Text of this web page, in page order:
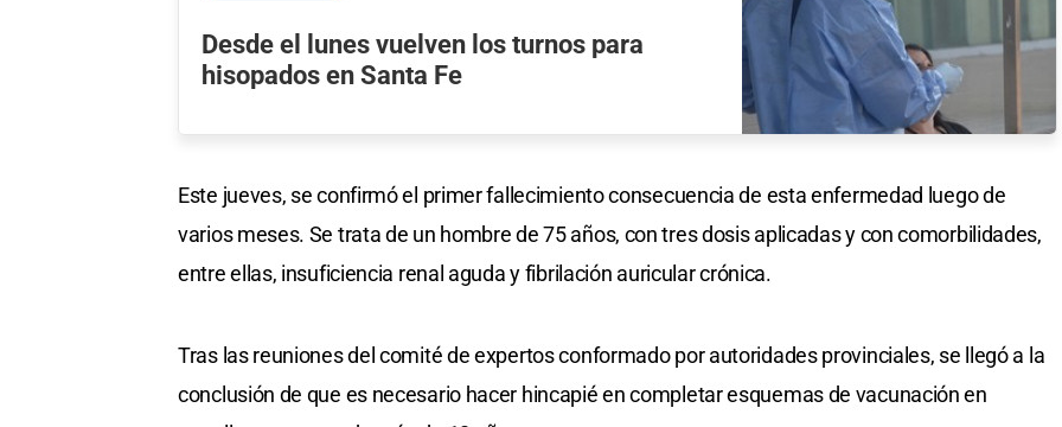
Desde el lunes vuelven los turnos para
hisopados en Santa Fe
Este jueves, se confirmó el primer fallecimiento consecuencia de esta enfermedad luego de
varios meses. Se trata de un hombre de 75 años, con tres dosis aplicadas y con comorbilidades,
entre ellas, insuficiencia renal aguda y fibrilación auricular crónica.
Tras las reuniones del comité de expertos conformado por autoridades provinciales, se llegó a la
conclusión de que es necesario hacer hincapié en completar esquemas de vacunación en